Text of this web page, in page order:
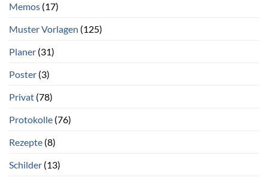
Memos (17)
Muster Vorlagen (125)
Planer (31)
Poster (3)
Privat (78)
Protokolle (76)
Rezepte (8)
Schilder (13)